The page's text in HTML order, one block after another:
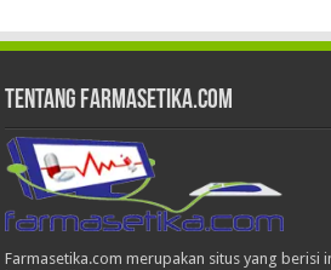
Tentang Farmasetika.com
Farmasetika.com merupakan situs yang berisi